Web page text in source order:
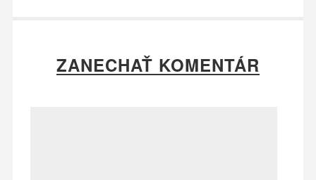
ZANECHAŤ KOMENTÁR